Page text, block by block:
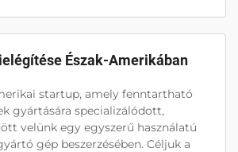
Észak-Amerikában
startup, amely fenntartható
gyártására specializálódott,
velünk egy egyszerű használatú
gép beszerzésében. Céljuk a